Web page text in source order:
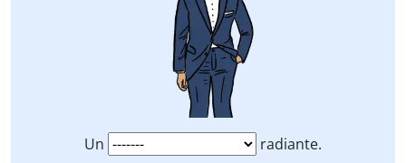
Un radiante.